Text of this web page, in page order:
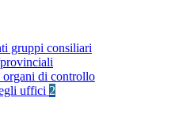
gruppi consiliari
di controllo
uffici 2